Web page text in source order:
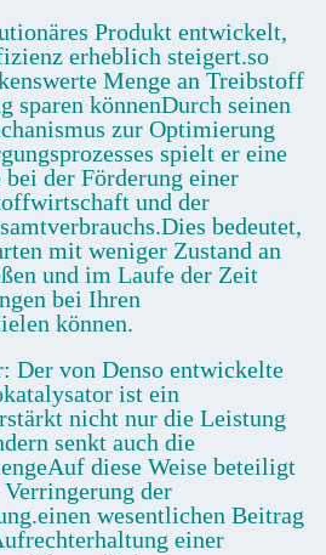
Produkt entwickelt,
erheblich steigert.so
Menge an Treibstoff
sparen könnenDurch seinen
zur Optimierung
spielt er eine
der Förderung einer
und der
bedeutet,
mit weniger Zustand an
und im Laufe der Zeit
bei Ihren
können.
Der von Denso entwickelte
ist ein
nicht nur die Leistung
senkt auch die
diese Weise beteiligt
der
wesentlichen Beitrag
einer